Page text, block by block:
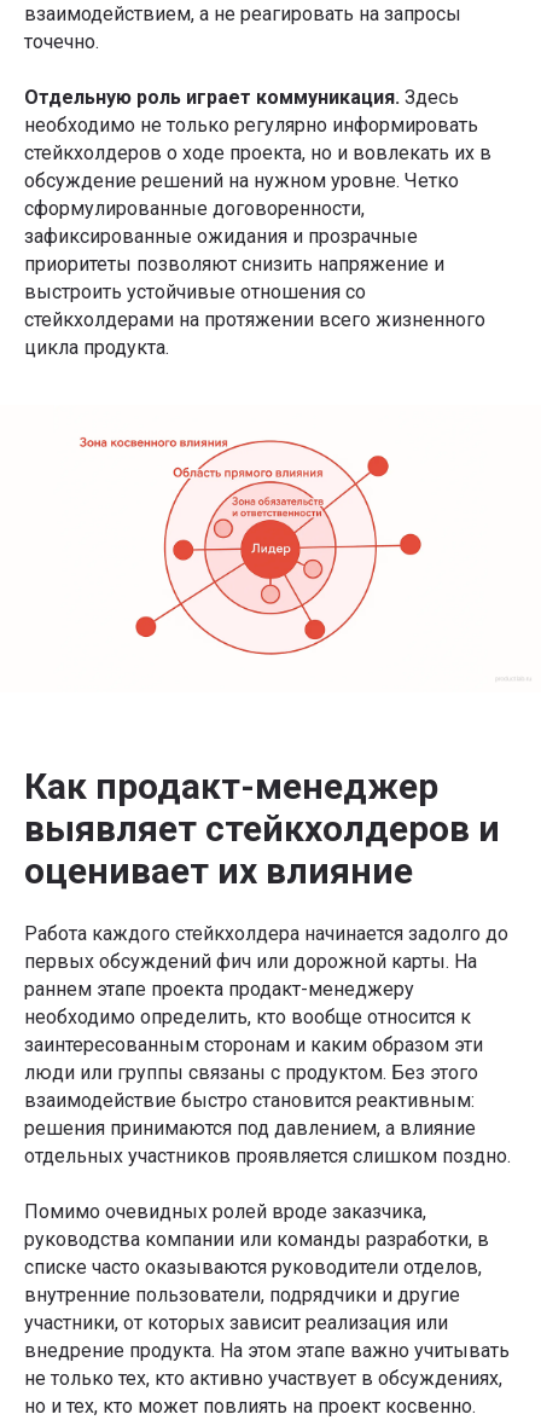
взаимодействием, а не реагировать на запросы
точечно.
Отдельную роль играет коммуникация. Здесь
необходимо не только регулярно информировать
стейкхолдеров о ходе проекта, но и вовлекать их в
обсуждение решений на нужном уровне. Четко
сформулированные договоренности,
зафиксированные ожидания и прозрачные
приоритеты позволяют снизить напряжение и
выстроить устойчивые отношения со
стейкхолдерами на протяжении всего жизненного
цикла продукта.
Как продакт-менеджер
выявляет стейкхолдеров и
оценивает их влияние
Работа каждого стейкхолдера начинается задолго до
первых обсуждений фич или дорожной карты. На
раннем этапе проекта продакт-менеджеру
необходимо определить, кто вообще относится к
заинтересованным сторонам и каким образом эти
люди или группы связаны с продуктом. Без этого
взаимодействие быстро становится реактивным:
решения принимаются под давлением, а влияние
отдельных участников проявляется слишком поздно.
Помимо очевидных ролей вроде заказчика,
руководства компании или команды разработки, в
списке часто оказываются руководители отделов,
внутренние пользователи, подрядчики и другие
участники, от которых зависит реализация или
внедрение продукта. На этом этапе важно учитывать
не только тех, кто активно участвует в обсуждениях,
но и тех, кто может повлиять на проект косвенно.